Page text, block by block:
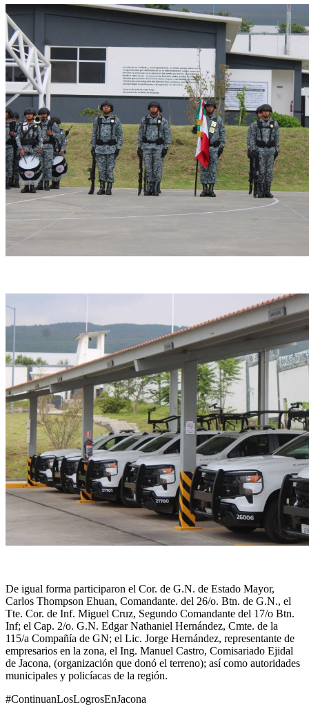
De igual forma participaron el Cor. de G.N. de Estado Mayor,
Carlos Thompson Ehuan, Comandante. del 26/o. Btn. de G.N., el
Tte. Cor. de Inf. Miguel Cruz, Segundo Comandante del 17/o Btn.
Inf; el Cap. 2/o. G.N. Edgar Nathaniel Hernández, Cmte. de la
115/a Compañía de GN; el Lic. Jorge Hernández, representante de
empresarios en la zona, el Ing. Manuel Castro, Comisariado Ejidal
de Jacona, (organización que donó el terreno); así como autoridades
municipales y policíacas de la región.
#ContinuanLosLogrosEnJacona